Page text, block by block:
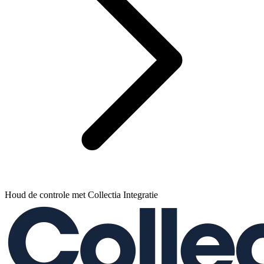
Houd de controle met Collectia Integratie